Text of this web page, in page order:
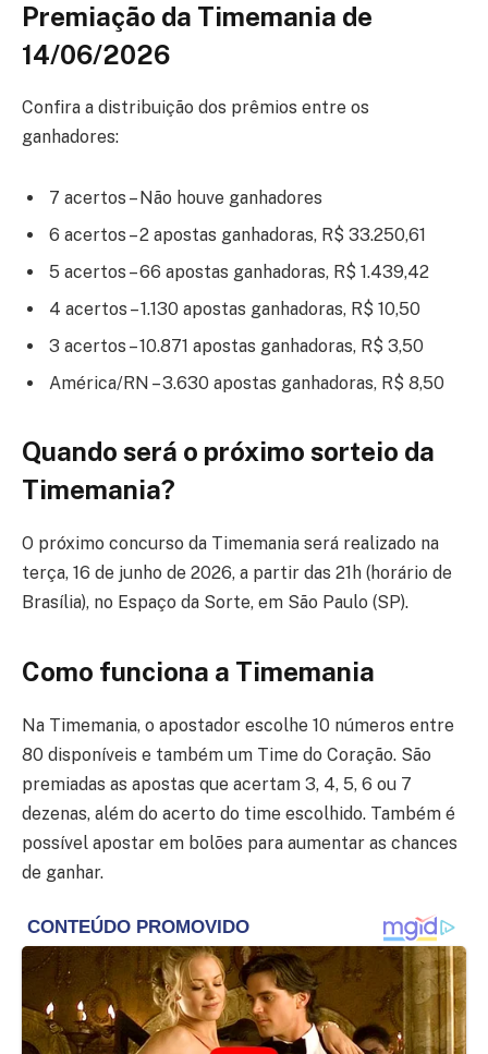
Premiação da Timemania de
14/06/2026
Confira a distribuição dos prêmios entre os
ganhadores:
7 acertos – Não houve ganhadores
6 acertos – 2 apostas ganhadoras, R$ 33.250,61
5 acertos – 66 apostas ganhadoras, R$ 1.439,42
4 acertos – 1.130 apostas ganhadoras, R$ 10,50
3 acertos – 10.871 apostas ganhadoras, R$ 3,50
América/RN – 3.630 apostas ganhadoras, R$ 8,50
Quando será o próximo sorteio da
Timemania?
O próximo concurso da Timemania será realizado na
terça, 16 de junho de 2026, a partir das 21h (horário de
Brasília), no Espaço da Sorte, em São Paulo (SP).
Como funciona a Timemania
Na Timemania, o apostador escolhe 10 números entre
80 disponíveis e também um Time do Coração. São
premiadas as apostas que acertam 3, 4, 5, 6 ou 7
dezenas, além do acerto do time escolhido. Também é
possível apostar em bolões para aumentar as chances
de ganhar.